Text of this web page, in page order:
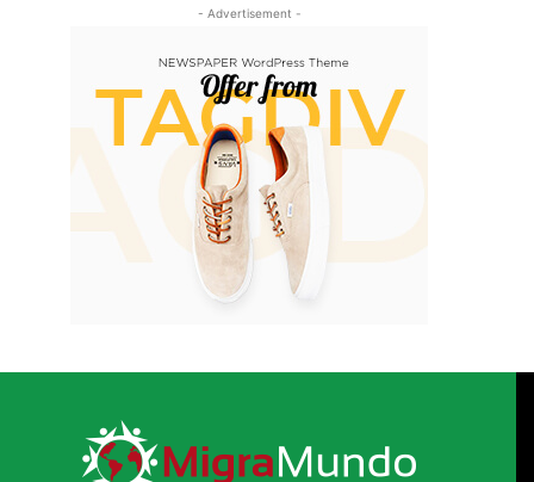
- Advertisement -